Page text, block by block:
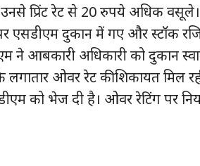
उनसे प्रिंट रेट से 20 रुपये अधिक
एसडीएम दुकान में गए और स्टॉक
ने आबकारी अधिकारी को दुकान
ओवर रेट की शिकायत मिल
डीएम को भेज दी है। ओवर रेटिंग पर